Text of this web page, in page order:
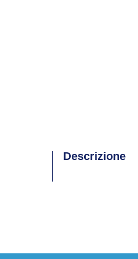
Descrizione